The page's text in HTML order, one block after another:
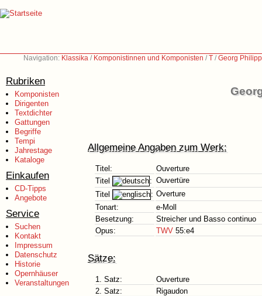
Navigation: Klassika / Komponistinnen und Komponisten /T /Georg
Rubriken
Komponisten
Dirigenten
Textdichter
Gattungen
Begriffe
Tempi
Jahrestage
Kataloge
Einkaufen
CD-Tipps
Angebote
Service
Suchen
Kontakt
Impressum
Datenschutz
Historie
Opernhäuser
Veranstaltungen
Allgemeine Angaben zum Werk:
Titel:
Ouverture
Titel
: Ouvertüre
Titel
: Overture
Tonart:
e-Moll
Besetzung:
Streicher und Basso continuo
Opus:
TWV 55:e4
Sätze:
1. Satz:
Ouverture
2. Satz:
Rigaudon